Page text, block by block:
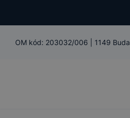
OM kód: 203032/006 1149